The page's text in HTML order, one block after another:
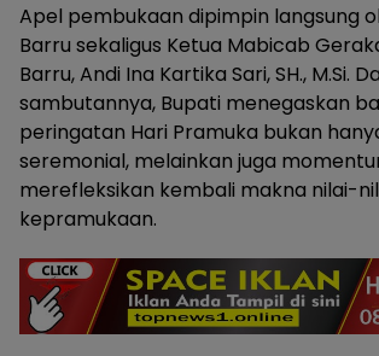
Apel pembukaan dipimpin langsung
Barru sekaligus Ketua Mabicab
Barru, Andi Ina Kartika Sari, SH., M.Si.
sambutannya, Bupati menegaskan
peringatan Hari Pramuka bukan
seremonial, melainkan juga
merefleksikan kembali makna nilai-
kepramukaan.